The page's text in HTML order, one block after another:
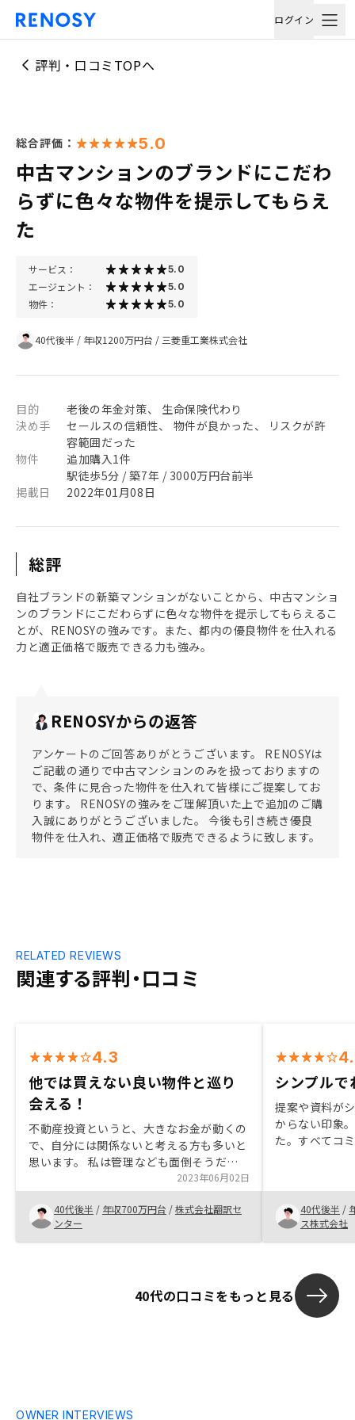
ログイン
評判・口コミTOPへ
総合評価： 5.0
中古マンションのブランドにこだわ
らずに色々な物件を提示してもらえ
た
サービス： 5.0
エージェント： 5.0
物件： 5.0
40代後半 / 年収1200万円台 / 三菱重工業株式会社
目的
老後の年金対策、 生命保険代わり
決め手
セールスの信頼性、 物件が良かった、 リスクが許
容範囲だった
物件
追加購入1件
駅徒歩5分 / 築7年 / 3000万円台前半
掲載日
2022年01月08日
総評
自社ブランドの新築マンションがないことから、中古マンショ
ンのブランドにこだわらずに色々な物件を提示してもらえるこ
とが、RENOSYの強みです。また、都内の優良物件を仕入れる
力と適正価格で販売できる力も強み。
RENOSYからの返答
アンケートのご回答ありがとうございます。 RENOSYは
ご記載の通りで中古マンションのみを扱っておりますの
で、条件に見合った物件を仕入れて皆様にご提案してお
ります。 RENOSYの強みをご理解頂いた上で追加のご購
入誠にありがとうございました。 今後も引き続き優良
物件を仕入れ、適正価格で販売できるように致します。
関連する評判・口コミ
RELATED REVIEWS
4.3
他では買えない良い物件と巡り
会える！
不動産投資というと、大きなお金が動くの
で、自分には関係ないと考える方も多いと
思います。 私は管理なども面倒そうだ
し、手間もかかりそうと思ってました。
しかし、renosyさんの場合、少額からス
タートできます。 金利も他社より低い銀
行を紹介して頂けます。 管理は全ておま
かせできますし、確定申告もアプリで簡単
紹介してくれる物件は、個人では探せない
2023年06月02日
40代後半 / 年収700万円台 /株式会社翻訳セ
ンター
シンプルで
提案や資料が
からない印象
た。すべてコ
でスムーズに
ールが使いづ
くZoomや
って欲しい。
40代後半 /
ス株式会社
40代の口コミをもっと見る
OWNER INTERVIEWS